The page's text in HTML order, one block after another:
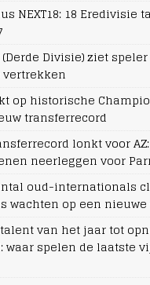
NEXT18: 18 Eredivisie
Divisie) ziet
op historische
transferrecord
lonkt voor
neerleggen voor
oud-internationals
wachten op een
talent van het jaar tot
waar spelen de laatste